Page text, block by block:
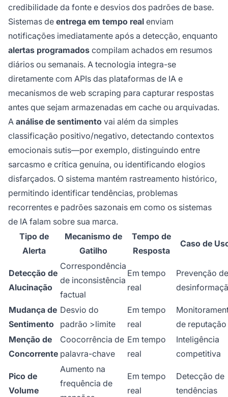
credibilidade da fonte e desvios dos padrões de base.
Sistemas de entrega em tempo real enviam
notificações imediatamente após a detecção, enquanto
alertas programados compilam achados em resumos
diários ou semanais. A tecnologia integra-se
diretamente com APIs das plataformas de IA e
mecanismos de web scraping para capturar respostas
antes que sejam armazenadas em cache ou arquivadas.
A análise de sentimento vai além da simples
classificação positivo/negativo, detectando contextos
emocionais sutis—por exemplo, distinguindo entre
sarcasmo e crítica genuína, ou identificando elogios
disfarçados. O sistema mantém rastreamento histórico,
permitindo identificar tendências, problemas
recorrentes e padrões sazonais em como os sistemas
de IA falam sobre sua marca.
Tipo de
Alerta
Mecanismo de
Gatilho
Tempo de
Resposta
Caso de
Detecção de
Alucinação
Correspondência
de inconsistência
factual
Em tempo
real
Prevenção de
Mudança de
Sentimento
Desvio do
padrão >limite
Em tempo
real
de reputação
Menção de
Concorrente
Coocorrência de
palavra-chave
Em tempo
real
Inteligência
competitiva
Pico de
Volume
Aumento na
frequência de
Em tempo
real
Detecção de
tendências